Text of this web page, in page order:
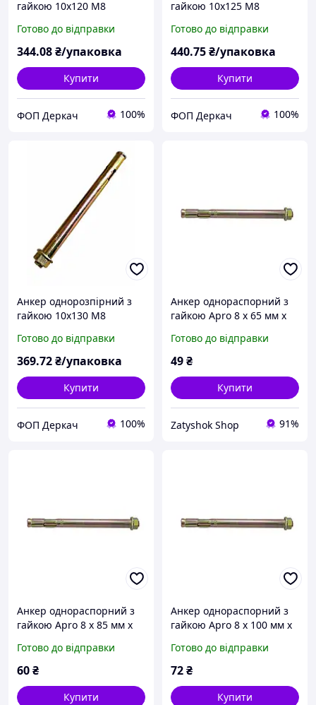
гайкою 10х120 М8
Готово до відправки
344.08₴/упаковка
Купити
ФОП Деркач 100%
гайкою 10х125 М8
Готово до відправки
440.75₴/упаковка
Купити
ФОП Деркач 100%
Анкер однорозпірний з
гайкою 10х130 М8
Готово до відправки
369.72₴/упаковка
Купити
ФОП Деркач 100%
Анкер однораспорний з
гайкою Apro 8 х 65 мм x
Готово до відправки
49₴
Купити
Zatyshok Shop 91%
Анкер однораспорний з
гайкою Apro 8 х 85 мм x
Готово до відправки
60₴
Купити
Анкер однораспорний з
гайкою Apro 8 х 100 мм x
Готово до відправки
72₴
Купити